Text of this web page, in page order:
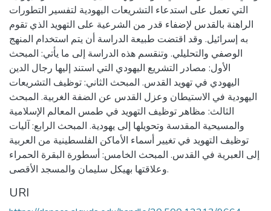
التي تعمل على استدعاء التشريعات اليهودية لتفسير التطورات
الراهنة بالقدس لإضفاء قدر من الشرعية على التهويد الذي تقوم
به إسرائيل. وقد اقتضت طبيعة الدراسة أن يتم استخدام المنهج
الوصفي والتحليلي. وتنقسم هذه الدراسة إلى ما يأتي: المبحث
الأول: مصادر التشريع اليهودي التي استند إليها رجال الدين
اليهودي في تهويد القدس. المبحث الثاني: توظيف التشريعات
اليهودية في الاستيطان وعزل القدس عن الضفة الغربية. المبحث
الثالث: مظاهر توظيف التهويد في طمس المعالم الإسلامية
والمسيحية المقدسة وتحويلها إلى يهودية. المبحث الرابع: آليات
توظيف التهويد في تغيير أسماء الأماكن الفلسطينية من العربية
إلى العبرية في القدس. المبحث الخامس: أسطورة البقرة الحمراء
وعلاقتها بهيكل سليمان والمسجد الأقصى.
URI